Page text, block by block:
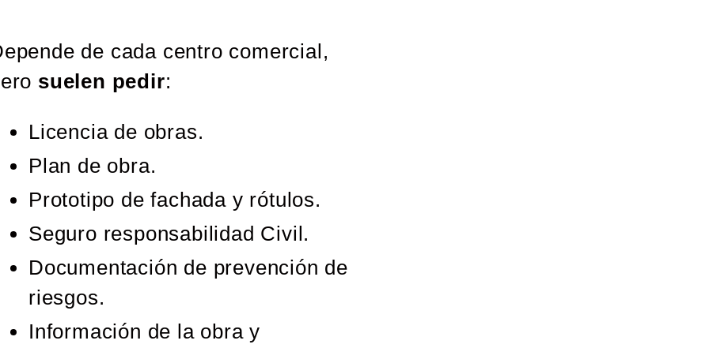
de cada centro comercial,
suelen pedir:
Licencia de obras.
Plan de obra.
Prototipo de fachada y rótulos.
Seguro responsabilidad Civil.
Documentación de prevención de
riesgos.
Información de la obra y